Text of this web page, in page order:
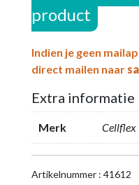
product
Indien je geen
direct mailen naar
Extra informatie
Merk Cellflex
Artikelnummer : 41612